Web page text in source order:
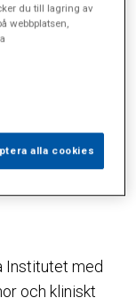
ökat extremt
vet så mycket
men varje
i positiv
Institutet med
och kliniskt
du till lagring av
webbplatsen,
alla cookies